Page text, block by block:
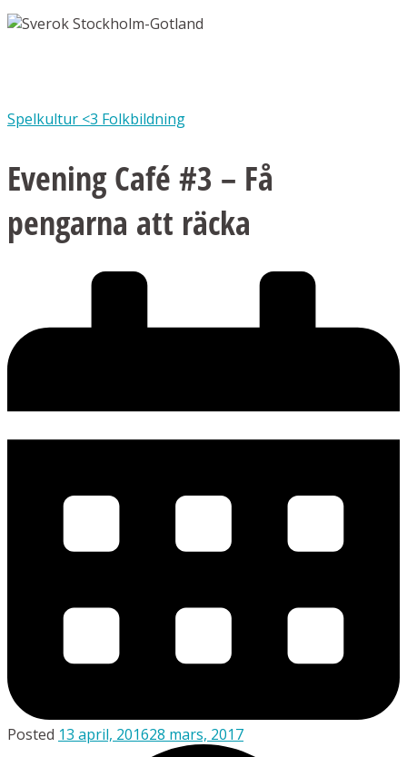
Spelkultur <3 Folkbildning
Evening Café #3 – Få
pengarna att räcka
Posted 13 april, 201628 mars, 2017